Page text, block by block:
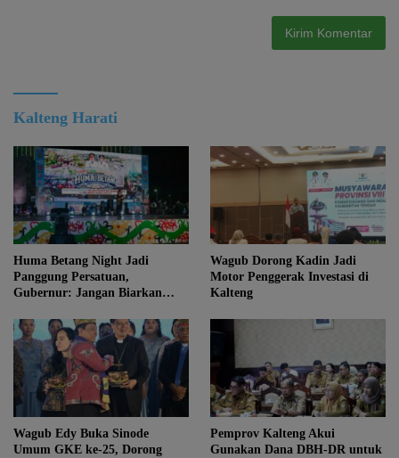
Kalteng Harati
Huma Betang Night Jadi
Panggung Persatuan,
Gubernur: Jangan Biarkan
Kalteng
Wagub Dorong Kadin Jadi
Motor Penggerak Investasi di
Kalteng
Wagub Edy Buka Sinode
Umum GKE ke-25, Dorong
Pemprov Kalteng Akui
Gunakan Dana DBH-DR untuk